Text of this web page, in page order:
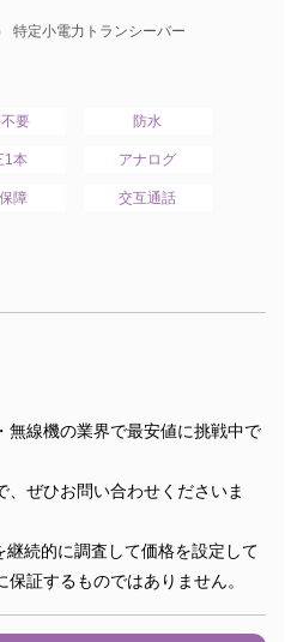
特定小電力トランシーバー
要 防水
1本 アナログ
障 交互通話
無線機の業界で最安値に挑戦中で
ぜひお問い合わせくださいま
続的に調査して価格を設定して
証するものではありません。